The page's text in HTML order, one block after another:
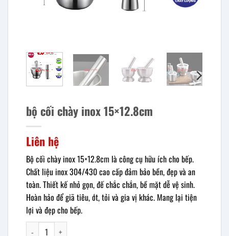
bộ cối chày inox 15×12.8cm
Liên hệ
Bộ cối chày inox 15×12.8cm là công cụ hữu ích cho bếp.
Chất liệu inox 304/430 cao cấp đảm bảo bền, đẹp và an
toàn. Thiết kế nhỏ gọn, đế chắc chắn, bề mặt dễ vệ sinh.
Hoàn hảo để giã tiêu, ớt, tỏi và gia vị khác. Mang lại tiện
lợi và đẹp cho bếp.
bộ cối chày inox 15x12.8cm số lượng